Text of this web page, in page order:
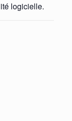
logicielle.